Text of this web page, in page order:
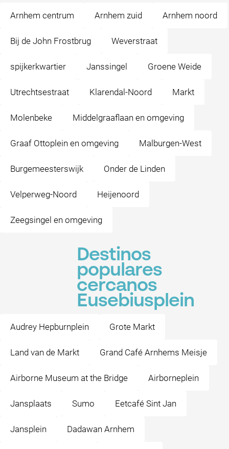
Arnhem centrum Arnhem zuid Arnhem noord
Bij de John Frostbrug Weverstraat
spijkerkwartier Janssingel Groene Weide
Utrechtsestraat Klarendal-Noord Markt
Molenbeke Middelgraaflaan en omgeving
Graaf Ottoplein en omgeving Malburgen-West
Burgemeesterswijk Onder de Linden
Velperweg-Noord Heijenoord
Zeegsingel en omgeving
Destinos
populares
cercanos
Eusebiusplein
Audrey Hepburnplein Grote Markt
Land van de Markt Grand Café Arnhems Meisje
Airborne Museum at the Bridge Airborneplein
Jansplaats Sumo Eetcafé Sint Jan
Jansplein Dadawan Arnhem